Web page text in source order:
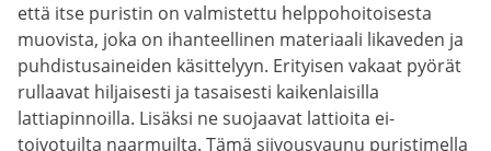
että itse puristin on valmistettu helppohoitoisesta
muovista, joka on ihanteellinen materiaali likaveden ja
puhdistusaineiden käsittelyyn. Erityisen vakaat pyörät
rullaavat hiljaisesti ja tasaisesti kaikenlaisilla
lattiapinnoilla. Lisäksi ne suojaavat lattioita ei-
toivotuilta naarmuilta. Tämä siivousvaunu puristimella